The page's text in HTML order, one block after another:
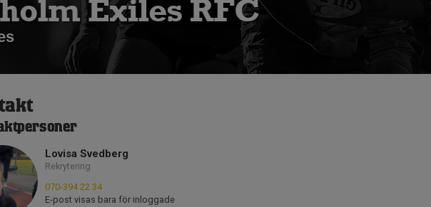
Exiles RFC
Lovisa Svedberg
Rekrytering
070-394 22 34
E-post visas bara för inloggade